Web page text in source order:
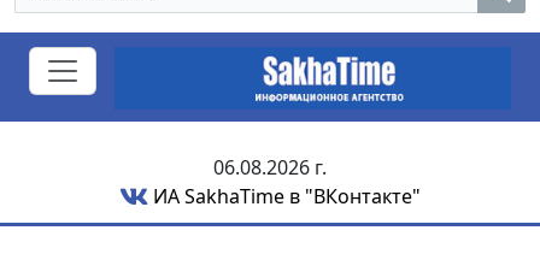
06.08.2026 г.
ИА SakhaTime в "ВКонтакте"